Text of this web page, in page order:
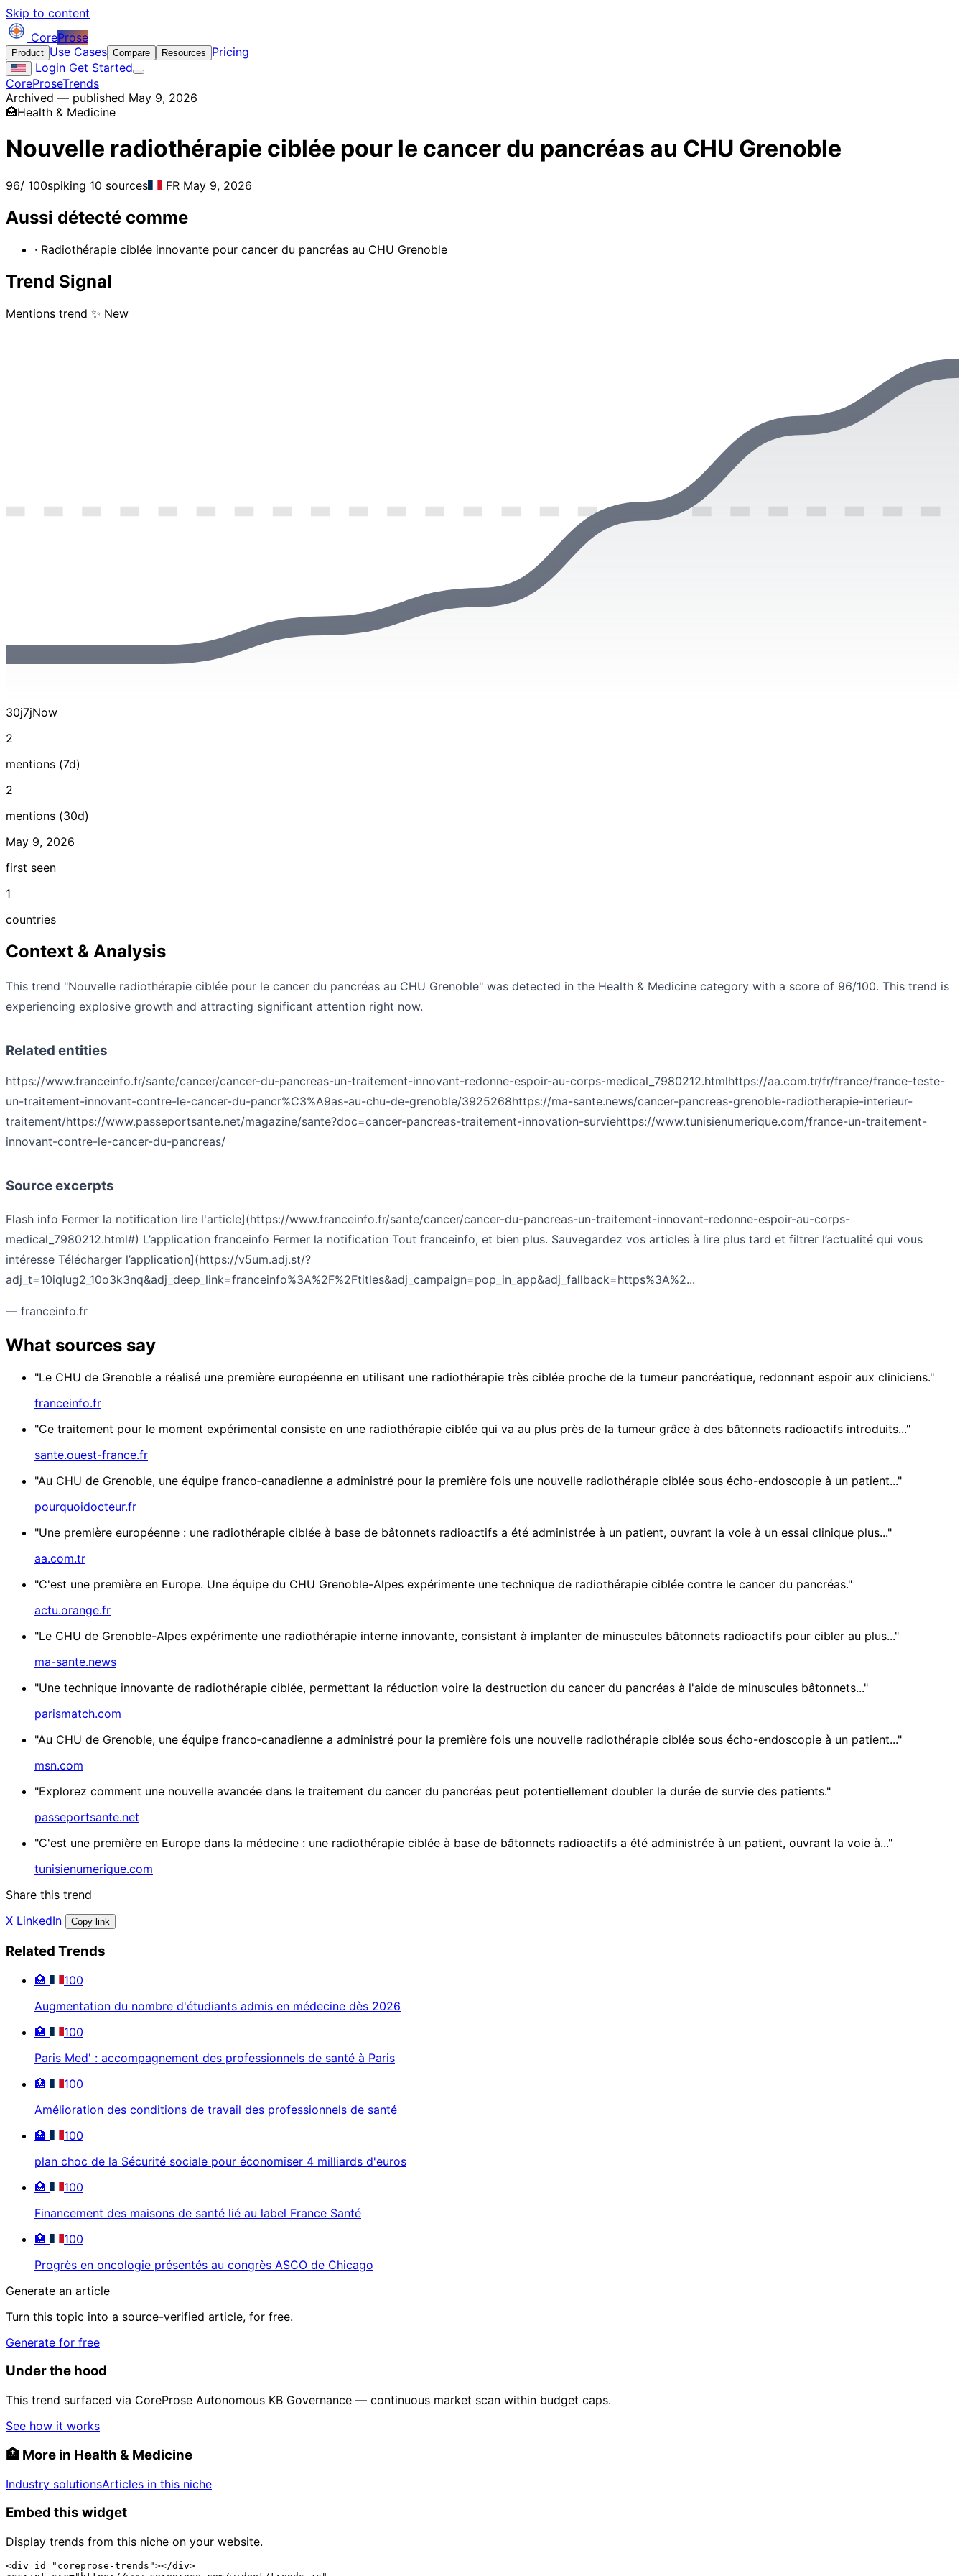
Skip to content
CoreProse
Product Use Cases Compare Resources
Pricing
Login Get Started
CoreProseTrends
Archived — published May 9, 2026
🏥Health & Medicine
Nouvelle radiothérapie ciblée pour le cancer du pancréas au CHU Grenoble
96/ 100spiking 10 sources FR May 9, 2026
Aussi détecté comme
· Radiothérapie ciblée innovante pour cancer du pancréas au CHU Grenoble
Trend Signal
Mentions trend ✨ New
30j7jNow
2
mentions (7d)
2
mentions (30d)
May 9, 2026
first seen
1
countries
Context & Analysis
This trend "Nouvelle radiothérapie ciblée pour le cancer du pancréas au CHU Grenoble" was detected in the Health & Medicine category with a score of 96/100. This trend is
experiencing explosive growth and attracting significant attention right now.
Related entities
https://www.franceinfo.fr/sante/cancer/cancer-du-pancreas-un-traitement-innovant-redonne-espoir-au-corps-medical_7980212.htmlhttps://aa.com.tr/fr/france/france-teste-
un-traitement-innovant-contre-le-cancer-du-pancr%C3%A9as-au-chu-de-grenoble/3925268https://ma-sante.news/cancer-pancreas-grenoble-radiotherapie-interieur-
traitement/https://www.passeportsante.net/magazine/sante?doc=cancer-pancreas-traitement-innovation-surviehttps://www.tunisienumerique.com/france-un-traitement-
innovant-contre-le-cancer-du-pancreas/
Source excerpts
Flash info Fermer la notification lire l'article](https://www.franceinfo.fr/sante/cancer/cancer-du-pancreas-un-traitement-innovant-redonne-espoir-au-corps-
medical_7980212.html#) L’application franceinfo Fermer la notification Tout franceinfo, et bien plus. Sauvegardez vos articles à lire plus tard et filtrer l’actualité qui vous
intéresse Télécharger l’application](https://v5um.adj.st/?
adj_t=10iqlug2_10o3k3nq&adj_deep_link=franceinfo%3A%2F%2Ftitles&adj_campaign=pop_in_app&adj_fallback=https%3A%2...
— franceinfo.fr
What sources say
"Le CHU de Grenoble a réalisé une première européenne en utilisant une radiothérapie très ciblée proche de la tumeur pancréatique, redonnant espoir aux cliniciens."
franceinfo.fr
"Ce traitement pour le moment expérimental consiste en une radiothérapie ciblée qui va au plus près de la tumeur grâce à des bâtonnets radioactifs introduits..."
sante.ouest-france.fr
"Au CHU de Grenoble, une équipe franco‑canadienne a administré pour la première fois une nouvelle radiothérapie ciblée sous écho-endoscopie à un patient..."
pourquoidocteur.fr
"Une première européenne : une radiothérapie ciblée à base de bâtonnets radioactifs a été administrée à un patient, ouvrant la voie à un essai clinique plus..."
aa.com.tr
"C'est une première en Europe. Une équipe du CHU Grenoble-Alpes expérimente une technique de radiothérapie ciblée contre le cancer du pancréas."
actu.orange.fr
"Le CHU de Grenoble-Alpes expérimente une radiothérapie interne innovante, consistant à implanter de minuscules bâtonnets radioactifs pour cibler au plus..."
ma-sante.news
"Une technique innovante de radiothérapie ciblée, permettant la réduction voire la destruction du cancer du pancréas à l'aide de minuscules bâtonnets..."
parismatch.com
"Au CHU de Grenoble, une équipe franco‑canadienne a administré pour la première fois une nouvelle radiothérapie ciblée sous écho-endoscopie à un patient..."
msn.com
"Explorez comment une nouvelle avancée dans le traitement du cancer du pancréas peut potentiellement doubler la durée de survie des patients."
passeportsante.net
"C'est une première en Europe dans la médecine : une radiothérapie ciblée à base de bâtonnets radioactifs a été administrée à un patient, ouvrant la voie à..."
tunisienumerique.com
Share this trend
X LinkedIn Copy link
Related Trends
🏥
100
Augmentation du nombre d'étudiants admis en médecine dès 2026
🏥
100
Paris Med' : accompagnement des professionnels de santé à Paris
🏥
100
Amélioration des conditions de travail des professionnels de santé
🏥
100
plan choc de la Sécurité sociale pour économiser 4 milliards d'euros
🏥
100
Financement des maisons de santé lié au label France Santé
🏥
100
Progrès en oncologie présentés au congrès ASCO de Chicago
Generate an article
Turn this topic into a source-verified article, for free.
Generate for free
Under the hood
This trend surfaced via CoreProse Autonomous KB Governance — continuous market scan within budget caps.
See how it works
🏥 More in Health & Medicine
Industry solutionsArticles in this niche
Embed this widget
Display trends from this niche on your website.
<div id="coreprose-trends"></div>